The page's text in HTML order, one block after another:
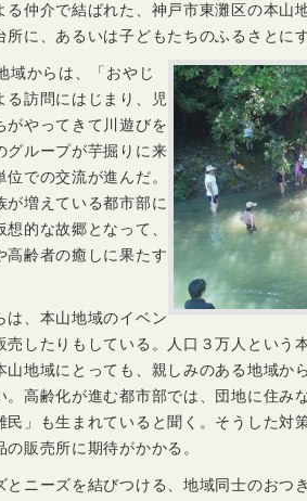
る仲介で結ばれた、神戸市東灘区の本山
所に、あるいは子どもたちのふるさとに
域からは、「おやじ
る訪問にはじまり、児
がやってきて川遊びを
グループが芋掘りに来
での交流が進んだ。
が増えている都市部に
的な故郷となって、
高齢者の癒しに果たす
は、本山地域のイベン
売したりもしている。人口３万人という
山地域にとっても、親しみのある地域か
。高齢化が進む都市部では、団地に住み
民」も生まれていると聞く。そうした対
販売所に期待がかかる。
とニーズを結びつける、地域同士のおつ